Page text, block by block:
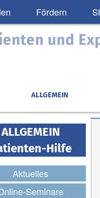
Fördern
und
ALLGEMEIN
ALLGEMEIN
Hilfe
Aktuelles
Seminare